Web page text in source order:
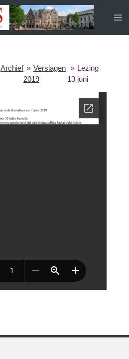
Archief » Verslagen
2019
» Lezing
13 juni